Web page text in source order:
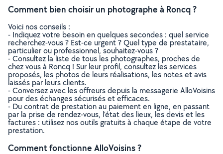
Comment bien choisir un photographe à Roncq ?
Voici nos conseils :
- Indiquez votre besoin en quelques secondes : quel service
recherchez-vous ? Est-ce urgent ? Quel type de prestataire,
particulier ou professionnel, souhaitez-vous ?
- Consultez la liste de tous les photographes, proches de
chez vous à Roncq ! Sur leur profil, consultez les services
proposés, les photos de leurs réalisations, les notes et avis
laissés par leurs clients.
- Conversez avec les offreurs depuis la messagerie AlloVoisins
pour des échanges sécurisés et efficaces.
- Du contrat de prestation au paiement en ligne, en passant
par la prise de rendez-vous, l’état des lieux, les devis et les
factures : utilisez nos outils gratuits à chaque étape de votre
prestation.
Comment fonctionne AlloVoisins ?